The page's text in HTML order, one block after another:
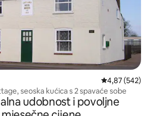
Prosječna
4,87 (542)
seoska kućica s 2 spavaće sobe
udobnost i povoljne